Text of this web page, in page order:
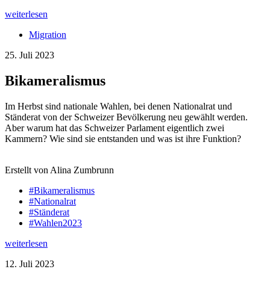
weiterlesen
Migration
25. Juli 2023
Bikameralismus
Im Herbst sind nationale Wahlen, bei denen Nationalrat und
Ständerat von der Schweizer Bevölkerung neu gewählt werden.
Aber warum hat das Schweizer Parlament eigentlich zwei
Kammern? Wie sind sie entstanden und was ist ihre Funktion?
Erstellt von Alina Zumbrunn
#Bikameralismus
#Nationalrat
#Ständerat
#Wahlen2023
weiterlesen
12. Juli 2023